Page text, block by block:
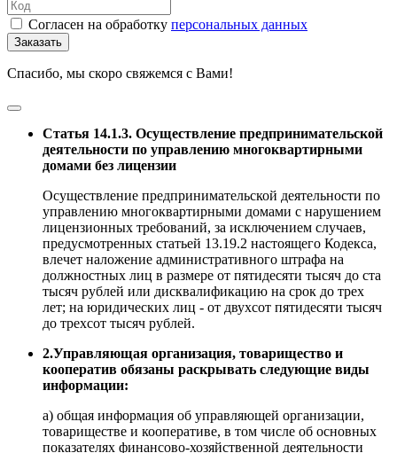
Согласен на обработку персональных данных
Заказать
Спасибо, мы скоро свяжемся с Вами!
Статья 14.1.3. Осуществление предпринимательской
деятельности по управлению многоквартирными
домами без лицензии
Осуществление предпринимательской деятельности по
управлению многоквартирными домами с нарушением
лицензионных требований, за исключением случаев,
предусмотренных статьей 13.19.2 настоящего Кодекса,
влечет наложение административного штрафа на
должностных лиц в размере от пятидесяти тысяч до ста
тысяч рублей или дисквалификацию на срок до трех
лет; на юридических лиц - от двухсот пятидесяти тысяч
до трехсот тысяч рублей.
2.Управляющая организация, товарищество и
кооператив обязаны раскрывать следующие виды
информации:
а) общая информация об управляющей организации,
товариществе и кооперативе, в том числе об основных
показателях финансово-хозяйственной деятельности